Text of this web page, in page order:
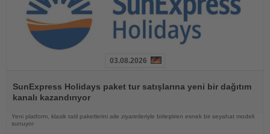
Oku
03.08.2026
SunExpress Holidays paket tur satışlarına yeni bir dağıtım
kanalı kazandırıyor
Yeni platform, klasik tatil paketlerini aile ziyaretleriyle birleştiren esnek bir seyahat modeli
sunuyor